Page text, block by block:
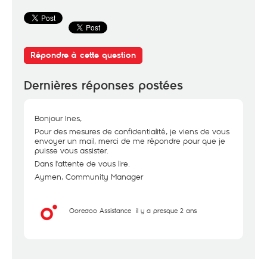
Répondre à cette question
Dernières réponses postées
Bonjour Ines,
Pour des mesures de confidentialité, je viens de vous
envoyer un mail, merci de me répondre pour que je
puisse vous assister.
Dans l'attente de vous lire.
Aymen, Community Manager
Ooredoo Assistance il y a presque 2 ans